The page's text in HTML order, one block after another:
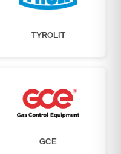
TYROLIT
GCE